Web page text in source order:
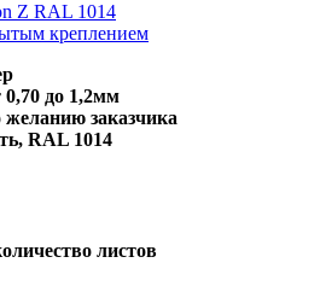
Z RAL 1014
креплением
0,70 до 1,2мм
заказчика
RAL 1014
листов